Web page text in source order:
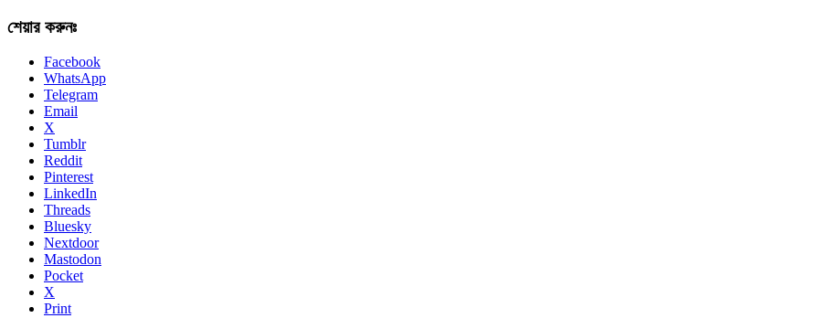
শেয়ার করুনঃ
Facebook
WhatsApp
Telegram
Email
X
Tumblr
Reddit
Pinterest
LinkedIn
Threads
Bluesky
Nextdoor
Mastodon
Pocket
X
Print